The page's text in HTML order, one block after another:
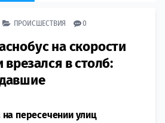
ПРОИСШЕСТВИЯ 0
на скорости
врезался в столб:
пересечении улиц